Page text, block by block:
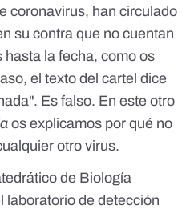
coronavirus, han circulado
su contra que no cuentan
hasta la fecha, como os
el texto del cartel dice
Es falso. En este otro
os explicamos por qué no
otro virus.
de Biología
laboratorio de detección